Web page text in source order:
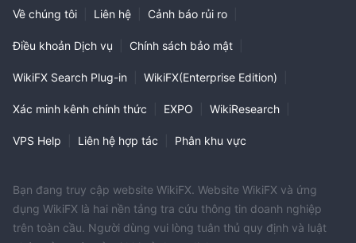
Về chúng tôi Liên hệ Cảnh báo rủi ro
Điều khoản Dịch vụ Chính sách bảo mật
WikiFX Search Plug-in WikiFX(Enterprise Edition)
Xác minh kênh chính thức EXPO WikiResearch
VPS Help Liên hệ hợp tác Phân khu vực
Bạn đang truy cập website WikiFX. Website WikiFX và ứng
dụng WikiFX là hai nền tảng tra cứu thông tin doanh nghiệp
trên toàn cầu. Người dùng vui lòng tuân thủ quy định và luật